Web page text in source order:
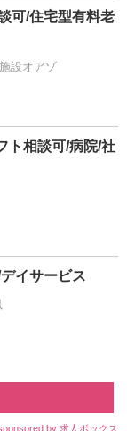
可/住宅型有料老
設オアゾ
ト相談可/病院/社
イサービス
by 求人ボックス